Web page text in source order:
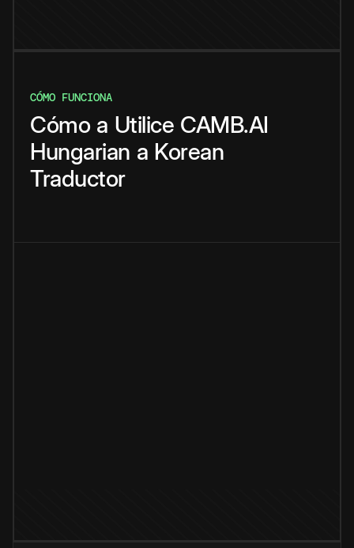
CÓMO FUNCIONA
Cómo a Utilice CAMB.AI
Hungarian a Korean
Traductor